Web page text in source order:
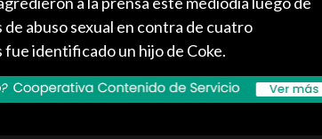
abuso sexual en contra de cuatro
identificado un hijo de Coke.